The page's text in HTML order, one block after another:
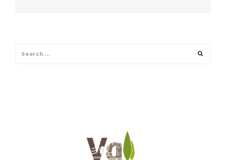
for: